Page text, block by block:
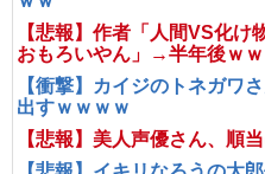
【悲報】作者「人間VS化
おもろいやん」→半年後ｗｗ
【衝撃】カイジのトネガワ
出すｗｗｗｗ
【悲報】美人声優さん、順